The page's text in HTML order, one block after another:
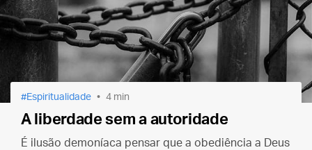
Espiritualidade 4 min
A liberdade sem a autoridade
É ilusão demoníaca pensar que a obediência a Deus